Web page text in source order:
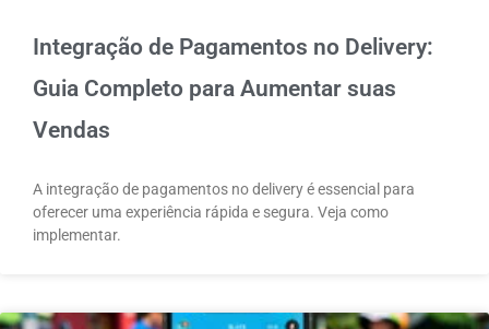
Integração de Pagamentos no Delivery:
Guia Completo para Aumentar suas
Vendas
A integração de pagamentos no delivery é essencial para
oferecer uma experiência rápida e segura. Veja como
implementar.